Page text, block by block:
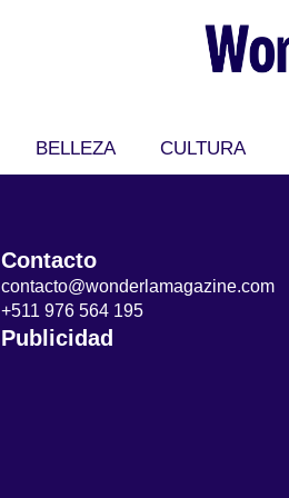
BELLEZA CULTURA
Contacto
contacto@wonderlamagazine.com
+511 976 564 195
Publicidad